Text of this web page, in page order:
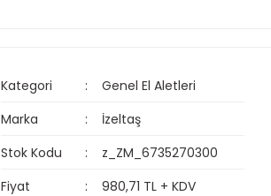
Kategori
Genel El Aletleri
Marka
İzeltaş
Stok Kodu
z_ZM_6735270300
Fiyat
980,71 TL + KDV